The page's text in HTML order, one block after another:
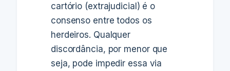
cartório (extrajudicial) é o
consenso entre todos os
herdeiros. Qualquer
discordância, por menor que
seja, pode impedir essa via